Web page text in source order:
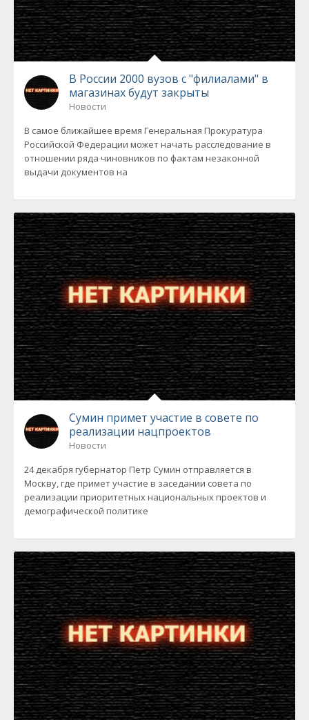
В России 2000 вузов с "филиалами" в
магазинах будут закрыты
Новости
В самое ближайшее время Генеральная Прокуратура
Российской Федерации может начать расследование в
отношении ряда чиновников по фактам незаконной
выдачи документов на
Сумин примет участие в совете по
реализации нацпроектов
Новости
24 декабря губернатор Петр Сумин отправляется в
Москву, где примет участие в заседании совета по
реализации приоритетных национальных проектов и
демографической политике